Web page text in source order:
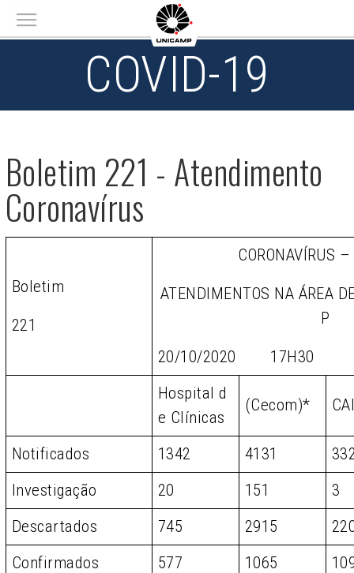
Main menu
COVID-19
Boletim 221 - Atendimento
Coronavírus
Boletim
221
CORONAVÍRUS
ATENDIMENTOS NA ÁREA
P
20/10/2020 17H30
Hospital d
e Clínicas
(Cecom)*
Notificados 1342 4131
Investigação
20 151
3
Descartados
745 2915
Confirmados
577 1065